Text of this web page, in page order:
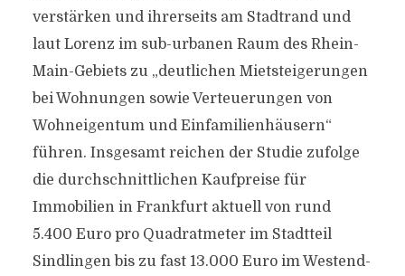
verstärken und ihrerseits am Stadtrand und
laut Lorenz im sub-urbanen Raum des Rhein-
Main-Gebiets zu „deutlichen Mietsteigerungen
bei Wohnungen sowie Verteuerungen von
Wohneigentum und Einfamilienhäusern“
führen. Insgesamt reichen der Studie zufolge
die durchschnittlichen Kaufpreise für
Immobilien in Frankfurt aktuell von rund
5.400 Euro pro Quadratmeter im Stadtteil
Sindlingen bis zu fast 13.000 Euro im Westend-